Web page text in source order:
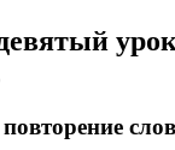
слов